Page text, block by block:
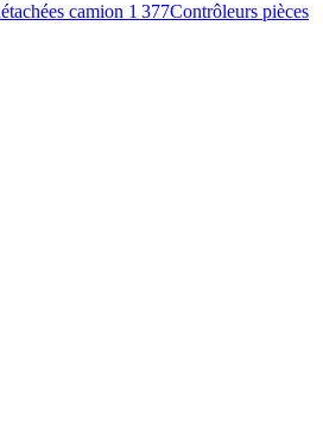
camion 1 377Contrôleurs pièces